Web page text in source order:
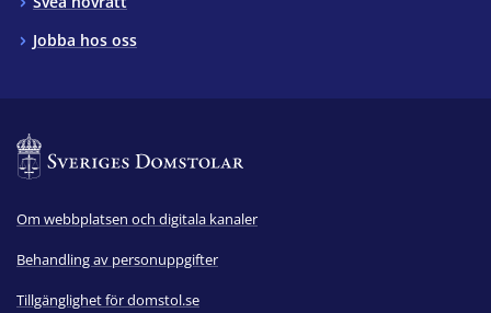
Jobba hos oss
Om webbplatsen och digitala kanaler
Behandling av personuppgifter
Tillgänglighet för domstol.se